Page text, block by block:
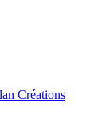
Créations